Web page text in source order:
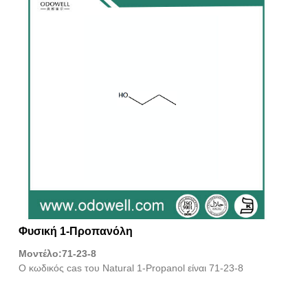
Φυσική 1-Προπανόλη
Μοντέλο:71-23-8
Ο κωδικός cas του Natural 1-Propanol είναι 71-23-8